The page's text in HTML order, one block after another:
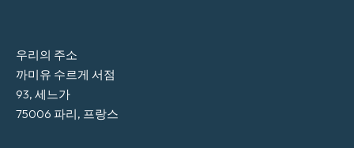
우리의 주소
까미유 수르게 서점
93, 세느가
75006 파리, 프랑스